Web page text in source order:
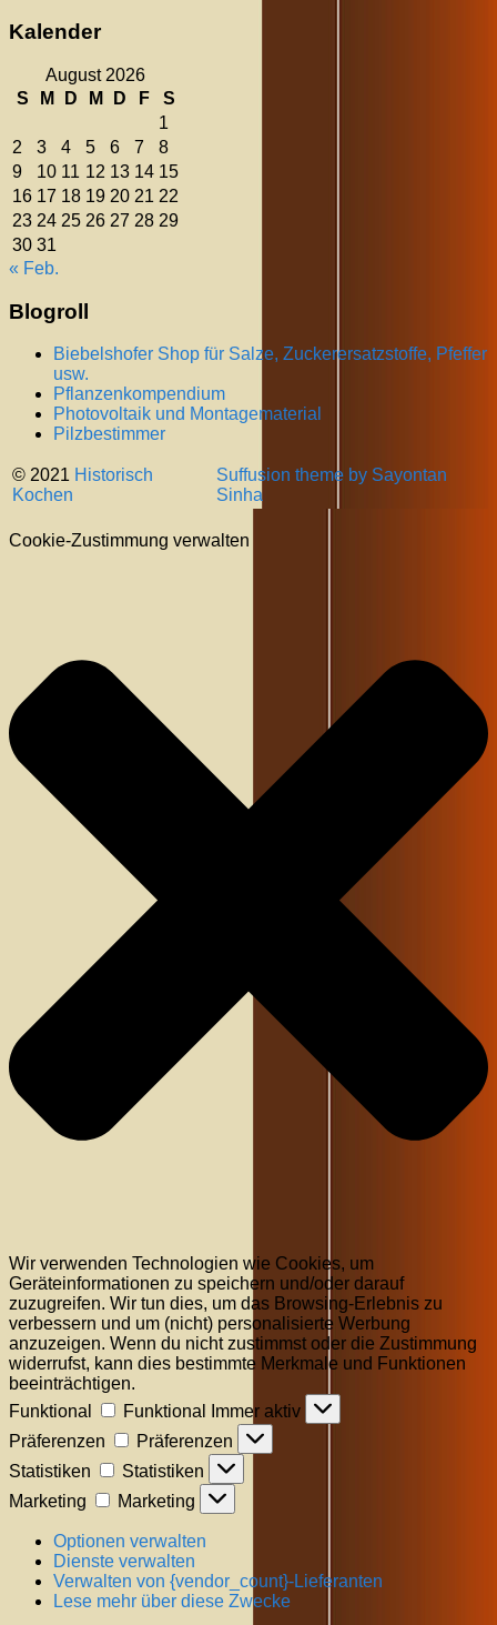
Kalender
August 2026
S
M D M D F
S
1
2
3 4 5 6 7
8
9
10 11 12 13 14 15
16 17 18 19 20 21 22
23 24 25 26 27 28 29
30 31
« Feb.
Blogroll
Biebelshofer Shop für Salze, Zuckerersatzstoffe, Pfeffer
usw.
Pflanzenkompendium
Photovoltaik und Montagematerial
Pilzbestimmer
© 2021 Historisch
Kochen
Suffusion theme by Sayontan
Sinha
Cookie-Zustimmung verwalten
Wir verwenden Technologien wie Cookies, um
Geräteinformationen zu speichern und/oder darauf
zuzugreifen. Wir tun dies, um das Browsing-Erlebnis zu
verbessern und um (nicht) personalisierte Werbung
anzuzeigen. Wenn du nicht zustimmst oder die Zustimmung
widerrufst, kann dies bestimmte Merkmale und Funktionen
beeinträchtigen.
Funktional
Funktional
Immer aktiv
Präferenzen
Präferenzen
Statistiken
Statistiken
Marketing
Marketing
Optionen verwalten
Dienste verwalten
Verwalten von {vendor_count}-Lieferanten
Lese mehr über diese Zwecke